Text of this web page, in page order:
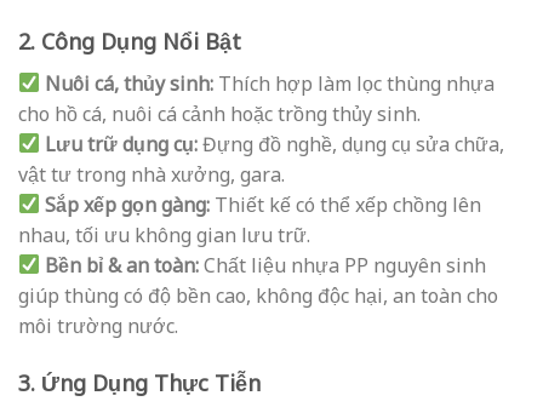
2. Công Dụng Nổi Bật
Nuôi cá, thủy sinh:Thích hợp làm lọc thùng nhựa
cho hồ cá, nuôi cá cảnh hoặc trồng thủy sinh.
Lưu trữ dụng cụ:Đựng đồ nghề, dụng cụ sửa chữa,
vật tư trong nhà xưởng, gara.
Sắp xếp gọn gàng:Thiết kế có thể xếp chồng lên
nhau, tối ưu không gian lưu trữ.
Bền bỉ & an toàn:Chất liệu nhựa PP nguyên sinh
giúp thùng có độ bền cao, không độc hại, an toàn cho
môi trường nước.
3. Ứng Dụng Thực Tiễn